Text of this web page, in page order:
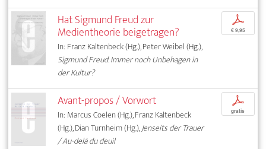
Hat Sigmund Freud zur
Medientheorie beigetragen?
In: Franz Kaltenbeck (Hg.), Peter Weibel (Hg.),
Sigmund Freud. Immer noch Unbehagen in
der Kultur?
p
€ 9,95
Avant-propos / Vorwort
In: Marcus Coelen (Hg.), Franz Kaltenbeck
(Hg.), Dian Turnheim (Hg.),Jenseits der Trauer
/ Au-delà du deuil
p
gratis